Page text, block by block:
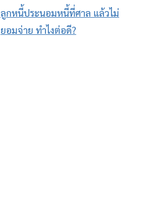
ลูกหนี้ประนอมหนี้ที่ศาล แล้วไม่
ยอมจ่าย ทำไงต่อดี?